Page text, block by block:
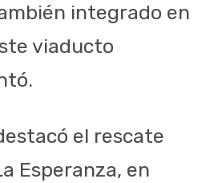
integrado en
viaducto
el rescate
Esperanza, en